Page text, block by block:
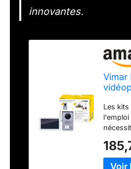
innovantes.
Vimar
écran
libres
anti-
Les
l'emploi